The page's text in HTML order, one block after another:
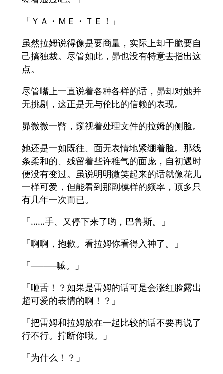
「ＹＡ・ＭＥ・ＴＥ！」
虽然拉姆说得像是要商量，实际上却干脆要自
己搞独裁。尽管如此，昴也没有特意去指出这
点。
尽管嘴上一直说着各种各样的话，昴却对她并
无挑剔，这正是无与伦比的信赖的表现。
昴微微一瞥，窥视着处理文件的拉姆的侧脸。
她还是一如既往、面无表情地紧绷着脸。那线
条柔和的、残留着些许稚气的面庞，自初遇时
便没有变过。虽说明明微笑起来的话就像花儿
一样可爱，但能看到那副模样的频率，顶多只
有几年一次而已。
「……手、又停下来了哟，巴鲁斯。」
「啊啊，抱歉。看拉姆你看得入神了。」
「────嘁。」
「咂舌！？如果是雷姆的话可是会涨红脸露出
超可爱的表情的啊！？」
「把雷姆和拉姆放在一起比较的话不要再说了
行不行。拧断你哦。」
「为什么！？」